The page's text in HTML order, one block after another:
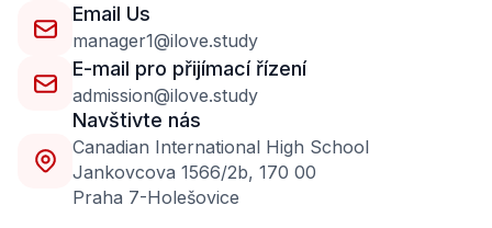
Email Us
manager1@ilove.study
E-mail pro přijímací řízení
admission@ilove.study
Navštivte nás
Сanadian International High School
Jankovcova 1566/2b, 170 00
Praha 7-Holešovice